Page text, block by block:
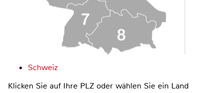
Schweiz
Klicken Sie auf Ihre PLZ oder wählen Sie ein Land